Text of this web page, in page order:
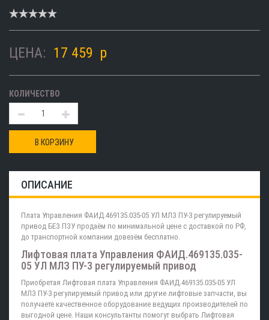
ЦЕНА: 17 459 p
КОЛИЧЕСТВО
В КОРЗИНУ
ОПИСАНИЕ
Плата Управления ФАИД.469135.035-05 УЛ МЛЗ ПУ-3 регулируемый
привод БЕЗ ПЗУ продаём по минимальной цене с доставкой по РФ,
до транспортной компании довезём бесплатно.
Лифтовая плата Управления ФАИД.469135.035-
05 УЛ МЛЗ ПУ-3 регулируемый привод
Приобретая Лифтовая плата Управления ФАИД.469135.035-05 УЛ
МЛЗ ПУ-3 регулируемый привод или другие лифтовые запчасти, вы
получаете качественное оборудование ведущих производителей по
выгодной цене. Наши консультанты помогут выбрать Лифтовая